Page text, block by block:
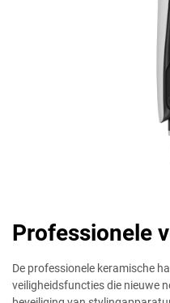
Professionele
De professionele keramische
veiligheidsfuncties die nieuwe